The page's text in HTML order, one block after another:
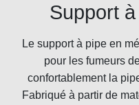
Support
Le support à pipe en
pour les fumeurs
confortablement la
Fabriqué à partir de